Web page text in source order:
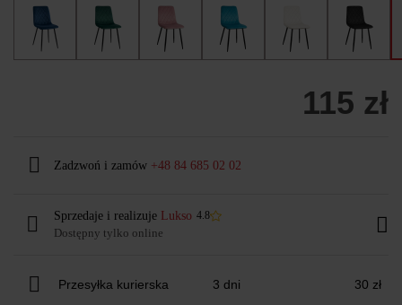
115 zł
Zadzwoń i zamów +48 84 685 02 02
Sprzedaje i realizuje Lukso 4.8
Dostępny tylko online
Przesyłka kurierska 3 dni 30 zł